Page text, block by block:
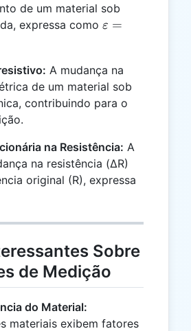
de um material sob
expressa como \varepsilon
L}{L}
ε =
A mudança na
de um material sob
contribuindo para o
na Resistência: A
na resistência (ΔR)
original (R), expressa
Sobre
de Medição
do Material:
materiais exibem fatores